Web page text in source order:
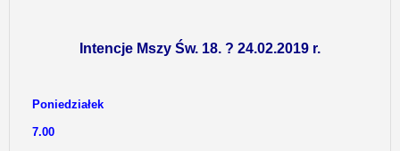
Intencje Mszy Św. 18. ? 24.02.2019 r.
Poniedziałek
7.00